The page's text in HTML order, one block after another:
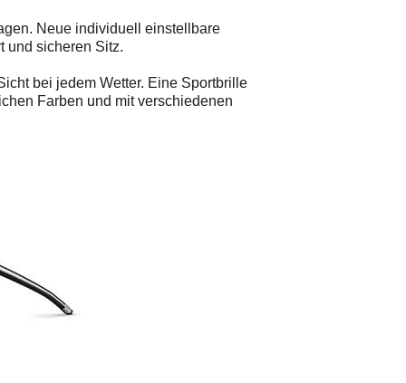
Neue individuell einstellbare
und sicheren Sitz.
bei jedem Wetter. Eine Sportbrille
Farben und mit verschiedenen